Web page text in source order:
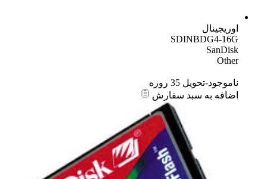
اوریجینال
SDINBDG4-16G
SanDisk
Other
ناموجود-تحویل 35 روزه
اضافه به سبد سفارش